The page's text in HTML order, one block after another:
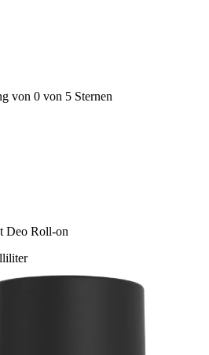
von 0 von 5 Sternen
Deo Roll-on